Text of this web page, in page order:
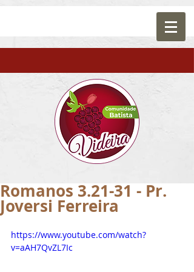
Romanos 3.21-31 - Pr.
Joversi Ferreira
https://www.youtube.com/watch?
v=aAH7QvZL7Ic